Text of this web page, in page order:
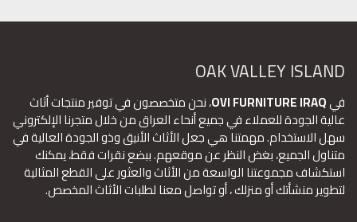
OAK VALLEY ISLAND
فيOVI FURNITURE IRAQ، نحن متخصصون في توفير منتجات أثاث
عالية الجودة للعملاء في جميع أنحاء العراق من خلال متجرنا الإلكتروني
سهل الاستخدام. مهمتنا هي جعل الأثاث الأنيق وذو الجودة العالية في
متناول الجميع، بغض النظر عن موقعهم. ببضع نقرات فقط، يمكنك
استكشاف مجموعتنا الواسعة من الأثاث والعثور على القطع المثالية
لتطوير منشأتك أو منزلك ، أو تواصل معنا لطلبات الأثاث المخصص.